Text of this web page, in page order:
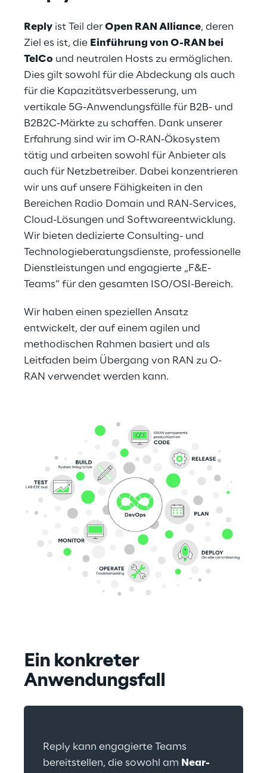
Reply ist Teil der Open RAN Alliance, deren
Ziel es ist, die Einführung von O-RAN bei
TelCo und neutralen Hosts zu ermöglichen.
Dies gilt sowohl für die Abdeckung als auch
für die Kapazitätsverbesserung, um
vertikale 5G-Anwendungsfälle für B2B- und
B2B2C-Märkte zu schaffen. Dank unserer
Erfahrung sind wir im O-RAN-Ökosystem
tätig und arbeiten sowohl für Anbieter als
auch für Netzbetreiber. Dabei konzentrieren
wir uns auf unsere Fähigkeiten in den
Bereichen Radio Domain und RAN-Services,
Cloud-Lösungen und Softwareentwicklung.
Wir bieten dedizierte Consulting- und
Technologieberatungsdienste, professionelle
Dienstleistungen und engagierte „F&E-
Teams“ für den gesamten ISO/OSI-Bereich.
Wir haben einen speziellen Ansatz
entwickelt, der auf einem agilen und
methodischen Rahmen basiert und als
Leitfaden beim Übergang von RAN zu O-
RAN verwendet werden kann.
Ein konkreter
Anwendungsfall
Reply kann engagierte Teams
bereitstellen, die sowohl am Near-